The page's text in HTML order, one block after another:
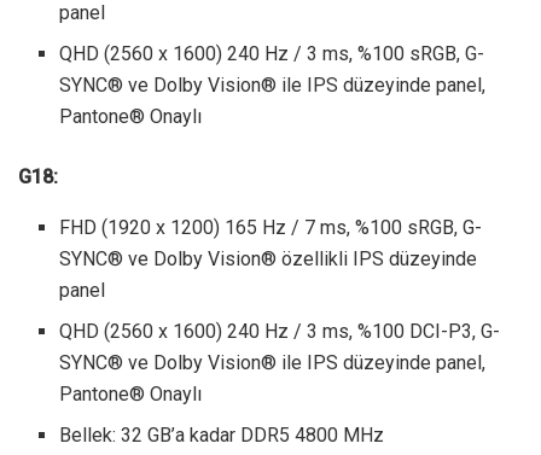
panel
QHD (2560 x 1600) 240 Hz / 3 ms, %100 sRGB, G-
SYNC® ve Dolby Vision® ile IPS düzeyinde panel,
Pantone® Onaylı
G18:
FHD (1920 x 1200) 165 Hz / 7 ms, %100 sRGB, G-
SYNC® ve Dolby Vision® özellikli IPS düzeyinde
panel
QHD (2560 x 1600) 240 Hz / 3 ms, %100 DCI-P3, G-
SYNC® ve Dolby Vision® ile IPS düzeyinde panel,
Pantone® Onaylı
Bellek: 32 GB’a kadar DDR5 4800 MHz